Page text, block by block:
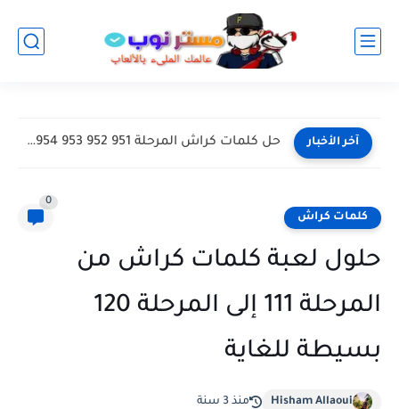
آخر الأخبار حل كلمات كراش المرحلة 946 947 948 949 950 بالصور
كلمات كراش
0
حلول لعبة كلمات كراش من
المرحلة 111 إلى المرحلة 120
بسيطة للغاية
Hisham Allaoui منذ 3 سنة